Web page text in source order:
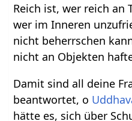
Reich ist, wer reich an
wer im Inneren
nicht beherrschen
nicht an Objekten
Damit sind all deine
beantwortet, o
hätte es, sich über